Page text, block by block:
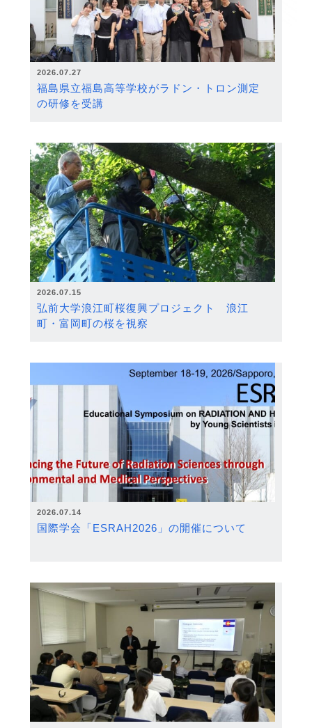
2026.07.27
福島県立福島高等学校がラドン・トロン測定
の研修を受講
2026.07.15
弘前大学浪江町桜復興プロジェクト 浪江
町・富岡町の桜を視察
2026.07.14
国際学会「ESRAH2026」の開催について